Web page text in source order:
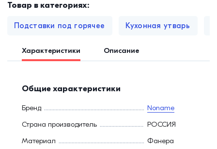
Товар в категориях:
Подставки под горячее Кухонная утварь
Характеристики Описание
Общие характеристики
Бренд
Noname
Страна производитель
РОССИЯ
Материал
Фанера